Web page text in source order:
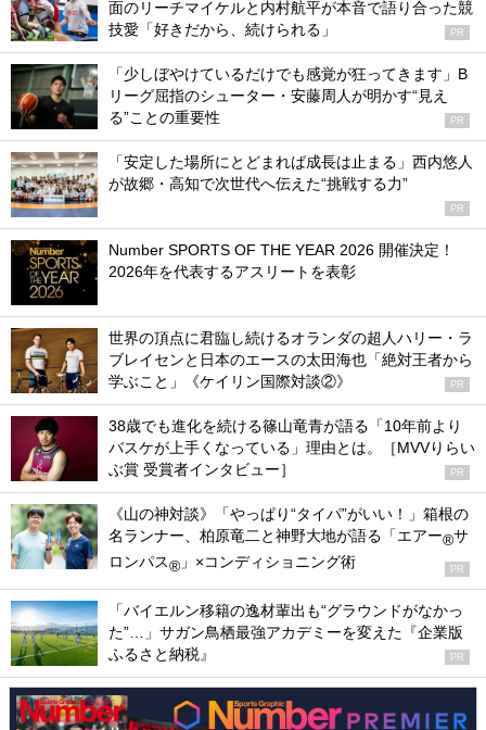
面のリーチマイケルと内村航平が本音で語り合った競
技愛「好きだから、続けられる」
PR
「少しぼやけているだけでも感覚が狂ってきます」B
リーグ屈指のシューター・安藤周人が明かす“見え
る”ことの重要性
PR
「安定した場所にとどまれば成長は止まる」西内悠人
が故郷・高知で次世代へ伝えた“挑戦する力”
PR
Number SPORTS OF THE YEAR 2026 開催決定！
2026年を代表するアスリートを表彰
世界の頂点に君臨し続けるオランダの超人ハリー・ラ
ブレイセンと日本のエースの太田海也「絶対王者から
学ぶこと」《ケイリン国際対談②》
PR
38歳でも進化を続ける篠山竜青が語る「10年前より
バスケが上手くなっている」理由とは。［MVVりらい
ぶ賞 受賞者インタビュー］
PR
《山の神対談》「やっぱり“タイパ”がいい！」箱根の
名ランナー、柏原竜二と神野大地が語る「エアー®サ
ロンパス® 」×コンディショニング術 PR
「バイエルン移籍の逸材輩出も“グラウンドがなかっ
た”…」サガン鳥栖最強アカデミーを変えた『企業版
ふるさと納税』
PR